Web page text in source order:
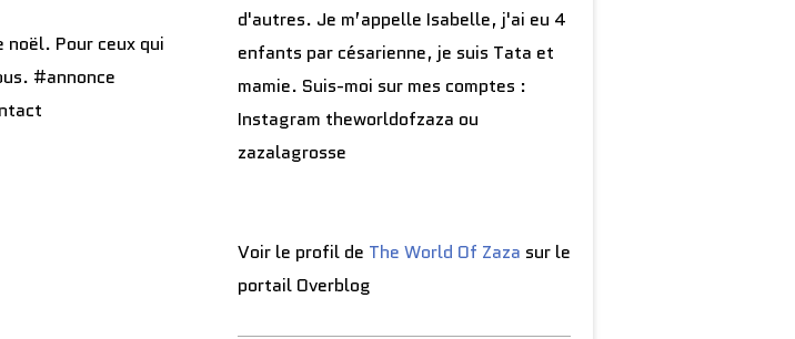
d'autres. Je m’appelle Isabelle, j'ai eu 4
enfants par césarienne, je suis Tata et
mamie. Suis-moi sur mes comptes :
Instagram theworldofzaza ou
zazalagrosse
Voir le profil de The World Of Zaza sur le
portail Overblog